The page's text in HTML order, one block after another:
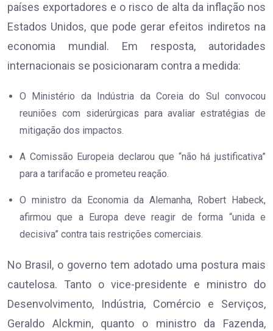
países exportadores e o risco de alta da inflação nos
Estados Unidos, que pode gerar efeitos indiretos na
economia mundial. Em resposta, autoridades
internacionais se posicionaram contra a medida:
O Ministério da Indústria da Coreia do Sul convocou
reuniões com siderúrgicas para avaliar estratégias de
mitigação dos impactos.
A Comissão Europeia declarou que “não há justificativa”
para a tarifacão e prometeu reação.
O ministro da Economia da Alemanha, Robert Habeck,
afirmou que a Europa deve reagir de forma “unida e
decisiva” contra tais restrições comerciais.
No Brasil, o governo tem adotado uma postura mais
cautelosa. Tanto o vice-presidente e ministro do
Desenvolvimento, Indústria, Comércio e Serviços,
Geraldo Alckmin, quanto o ministro da Fazenda,